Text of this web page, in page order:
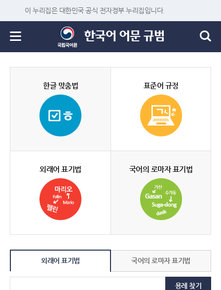
이 누리집은 대한민국 공식 전자정부 누리집입니다.
한글 맞춤법 표준어 규정
외래어 표기법 국어의 로마자 표기법
외래어 표기법 국어의 로마자 표기법
용례 찾기